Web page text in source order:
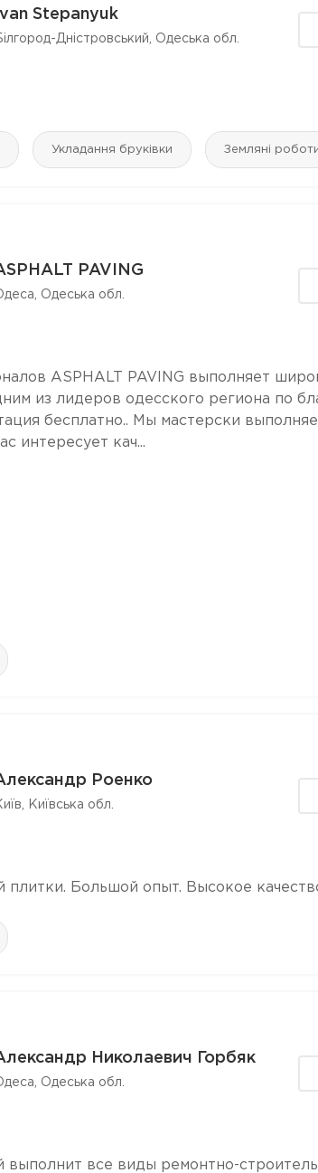
Ivan Stepanyuk
Дністровський, Одеська обл.
Укладання бруківки Земляні
PAVING
Одеська обл.
ASPHALT PAVING выполняет
из лидеров одесского региона по
бесплатно.. Мы мастерски
интересует кач...
Роенко
Київська обл.
плитки. Большой опыт. Высокое
Николаевич Горбяк
Одеська обл.
выполнит все виды ремонтно-